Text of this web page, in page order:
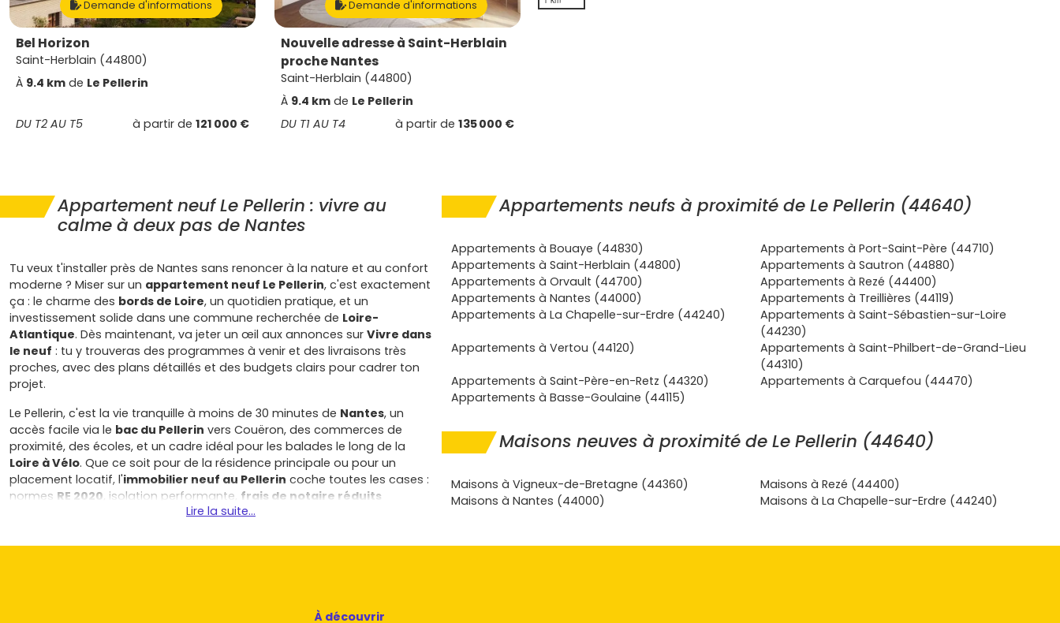
Demande d'informations
Bel Horizon
Saint-Herblain (44800)
À 9.4 km de Le Pellerin
DU T2 AU T5 à partir de 121 000 €
Demande d'informations
Nouvelle adresse à Saint-Herblain
proche Nantes
Saint-Herblain (44800)
À 9.4 km de Le Pellerin
DU T1 AU T4
à partir de 135 000 €
Appartement neuf Le Pellerin : vivre au
calme à deux pas de Nantes
Tu veux t'installer près de Nantes sans renoncer à la nature et au confort
moderne ? Miser sur un appartement neuf Le Pellerin, c'est exactement
ça : le charme des bords de Loire, un quotidien pratique, et un
investissement solide dans une commune recherchée de Loire-
Atlantique. Dès maintenant, va jeter un œil aux annonces sur Vivre dans
le neuf : tu y trouveras des programmes à venir et des livraisons très
proches, avec des plans détaillés et des budgets clairs pour cadrer ton
projet.
Le Pellerin, c'est la vie tranquille à moins de 30 minutes de Nantes, un
accès facile via le bac du Pellerin vers Couëron, des commerces de
proximité, des écoles, et un cadre idéal pour les balades le long de la
Loire à Vélo. Que ce soit pour de la résidence principale ou pour un
placement locatif, l'immobilier neuf au Pellerin coche toutes les cases :
normes RE 2020 , isolation performante, frais de notaire réduits
et garanties constructeur rassurantes.
Appartement neuf Le Pellerin et quartiers à
Tu veux prioriser la qualité de vie et la mobilité ? Voici les secteurs qui
Lire la suite...
Appartements neufs à proximité de Le Pellerin (44640)
Appartements à Bouaye (44830)
Appartements à Port-Saint-Père (44710)
Appartements à Saint-Herblain (44800)
Appartements à Sautron (44880)
Appartements à Orvault (44700)
Appartements à Rezé (44400)
Appartements à Nantes (44000)
Appartements à Treillières (44119)
Appartements à La Chapelle-sur-Erdre (44240)
Appartements à Saint-Sébastien-sur-Loire
(44230)
Appartements à Vertou (44120)
Appartements à Saint-Philbert-de-Grand-Lieu
(44310)
Appartements à Saint-Père-en-Retz (44320)
Appartements à Carquefou (44470)
Appartements à Basse-Goulaine (44115)
Maisons neuves à proximité de Le Pellerin (44640)
Maisons à Vigneux-de-Bretagne (44360)
Maisons à Rezé (44400)
Maisons à Nantes (44000)
Maisons à La Chapelle-sur-Erdre (44240)
À découvrir